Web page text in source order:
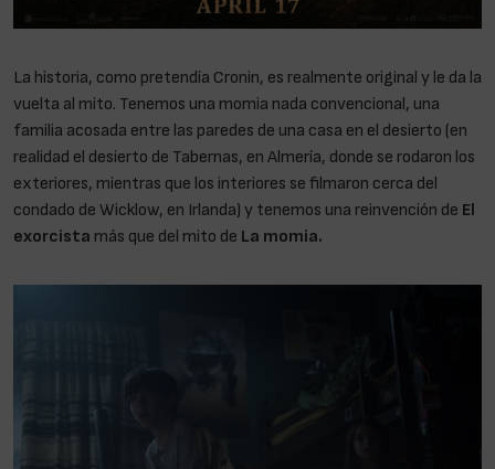
La historia, como pretendía Cronin, es realmente original y le da la
vuelta al mito. Tenemos una momia nada convencional, una
familia acosada entre las paredes de una casa en el desierto (en
realidad el desierto de Tabernas, en Almería, donde se rodaron los
exteriores, mientras que los interiores se filmaron cerca del
condado de Wicklow, en Irlanda) y tenemos una reinvención de El
exorcista más que del mito de La momia.